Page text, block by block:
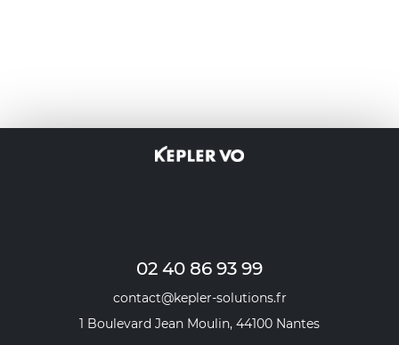
02 40 86 93 99
contact@kepler-solutions.fr
1 Boulevard Jean Moulin, 44100 Nantes